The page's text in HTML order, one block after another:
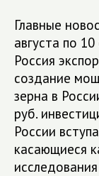
Главные
августа по
Россия
создание
зерна в
руб.
России
касающиеся
исследования